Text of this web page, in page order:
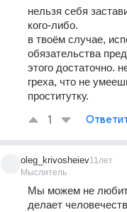
нельзя себя
кого-либо.
в твоём случае,
обязательства
этого достаточно.
греха, что не
проститутку.
1
oleg_krivosheiev
Мыслитель
11лет
Мы можем не
делает